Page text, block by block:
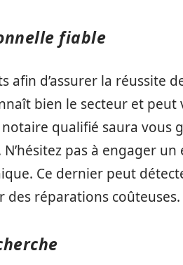
fiable
afin d’assurer la réussite
bien le secteur et
qualifié saura vous
pas à engager un
Ce dernier peut
réparations coûteuses.